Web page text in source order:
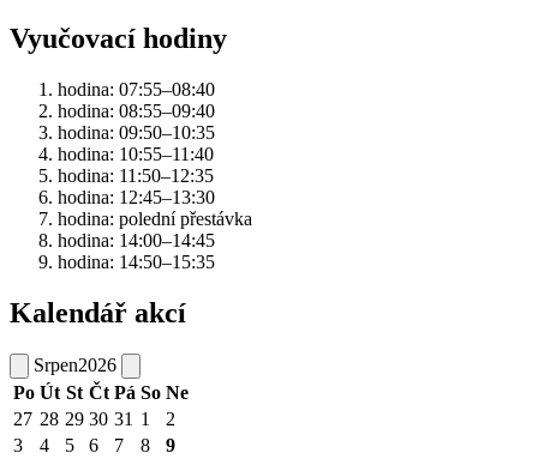
Vyučovací hodiny
hodina: 07:55–08:40
hodina: 08:55–09:40
hodina: 09:50–10:35
hodina: 10:55–11:40
hodina: 11:50–12:35
hodina: 12:45–13:30
hodina: polední přestávka
hodina: 14:00–14:45
hodina: 14:50–15:35
Kalendář akcí
Srpen2026
Po Út St Čt Pá So Ne
27 28 29 30 31 1
2
3
4 5 6 7 8
9